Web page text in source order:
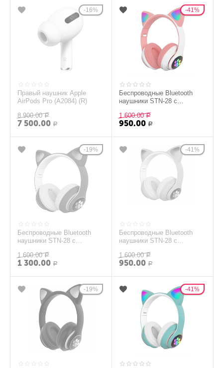
16%
Правый наушник Apple
AirPods Pro (A2084) (R)
8 900.00 Р
7 500.00 Р
41%
Беспроводные Bluetooth
наушники STN-28 с
ушками, розовый
1 600.00 Р
950.00 Р
19%
Беспроводные Bluetooth
наушники STN-28 с
ушками, синий
1 600.00 Р
1 300.00 Р
41%
Беспроводные Bluetooth
наушники STN-28 с
ушками, фиолетовый
1 600.00 Р
950.00 Р
19% 41%